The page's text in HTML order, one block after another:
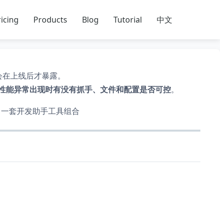
Products Blog Tutorial 中文
上线后才暴露。
能异常出现时有没有抓手、文件和配置是否可控。
套开发助手工具组合